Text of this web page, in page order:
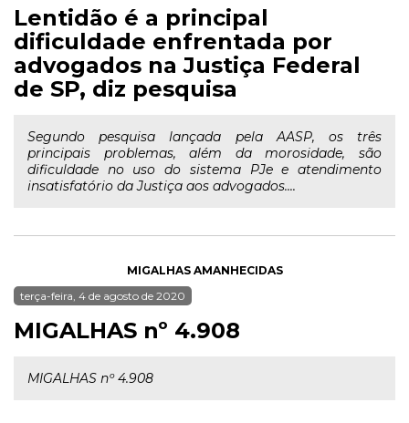
Lentidão é a principal
dificuldade enfrentada por
advogados na Justiça Federal
de SP, diz pesquisa
Segundo pesquisa lançada pela AASP, os três
principais problemas, além da morosidade, são
dificuldade no uso do sistema PJe e atendimento
insatisfatório da Justiça aos advogados....
MIGALHAS AMANHECIDAS
terça-feira, 4 de agosto de 2020
MIGALHAS nº 4.908
MIGALHAS nº 4.908